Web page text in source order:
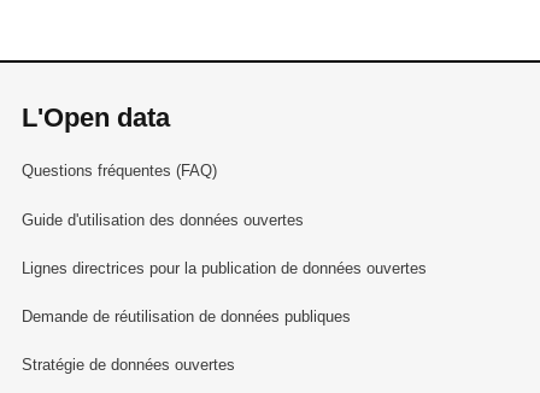
L'Open data
Questions fréquentes (FAQ)
Guide d'utilisation des données ouvertes
Lignes directrices pour la publication de données ouvertes
Demande de réutilisation de données publiques
Stratégie de données ouvertes